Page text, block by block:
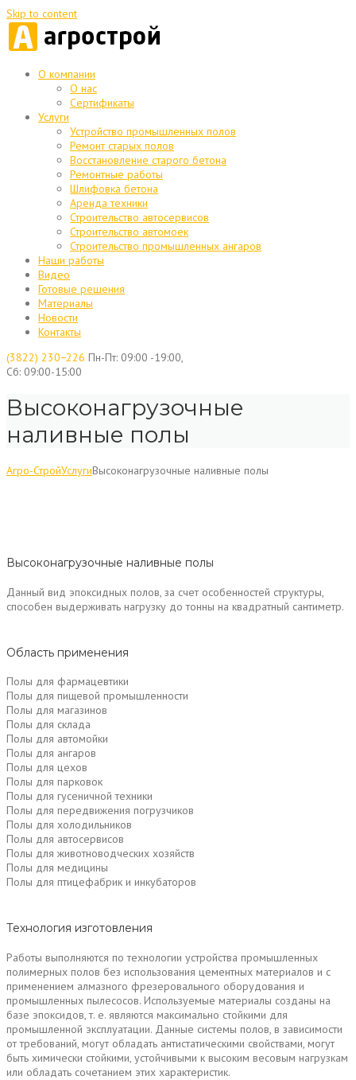
Skip to content
О компании
О нас
Сертификаты
Услуги
Устройство промышленных полов
Ремонт старых полов
Восстановление старого бетона
Ремонтные работы
Шлифовка бетона
Аренда техники
Строительство автосервисов
Строительство автомоек
Строительство промышленных ангаров
Наши работы
Видео
Готовые решения
Материалы
Новости
Контакты
(3822) 230−226 Пн-Пт: 09:00 -19:00,
Сб: 09:00-15:00
Высоконагрузочные
наливные полы
Агро-СтройУслугиВысоконагрузочные наливные полы
Высоконагрузочные наливные полы
Данный вид эпоксидных полов, за счет особенностей структуры,
способен выдерживать нагрузку до тонны на квадратный сантиметр.
Область применения
Полы для фармацевтики
Полы для пищевой промышленности
Полы для магазинов
Полы для склада
Полы для автомойки
Полы для ангаров
Полы для цехов
Полы для парковок
Полы для гусеничной техники
Полы для передвижения погрузчиков
Полы для холодильников
Полы для автосервисов
Полы для животноводческих хозяйств
Полы для медицины
Полы для птицефабрик и инкубаторов
Технология изготовления
Работы выполняются по технологии устройства промышленных
полимерных полов без использования цементных материалов и с
применением алмазного фрезеровального оборудования и
промышленных пылесосов. Используемые материалы созданы на
базе эпоксидов, т. е. являются максимально стойкими для
промышленной эксплуатации. Данные системы полов, в зависимости
от требований, могут обладать антистатическими свойствами, могут
быть химически стойкими, устойчивыми к высоким весовым нагрузкам
или обладать сочетанием этих характеристик.